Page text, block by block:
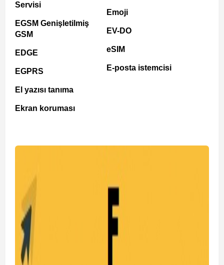
Servisi
EGSM Genişletilmiş
GSM
EDGE
EGPRS
El yazısı tanıma
Ekran koruması
Emoji
EV-DO
eSIM
E-posta istemcisi